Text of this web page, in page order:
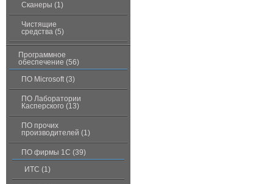
Сканеры (1)
Чистящие
средства (5)
Программное
обеспечение (56)
ПО Microsoft (3)
ПО Лаборатории
Касперского (13)
ПО прочих
производителей (1)
ПО фирмы 1С (39)
ИТС (1)